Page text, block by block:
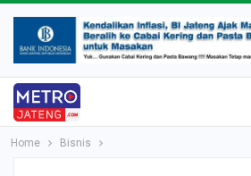
Home Bisnis